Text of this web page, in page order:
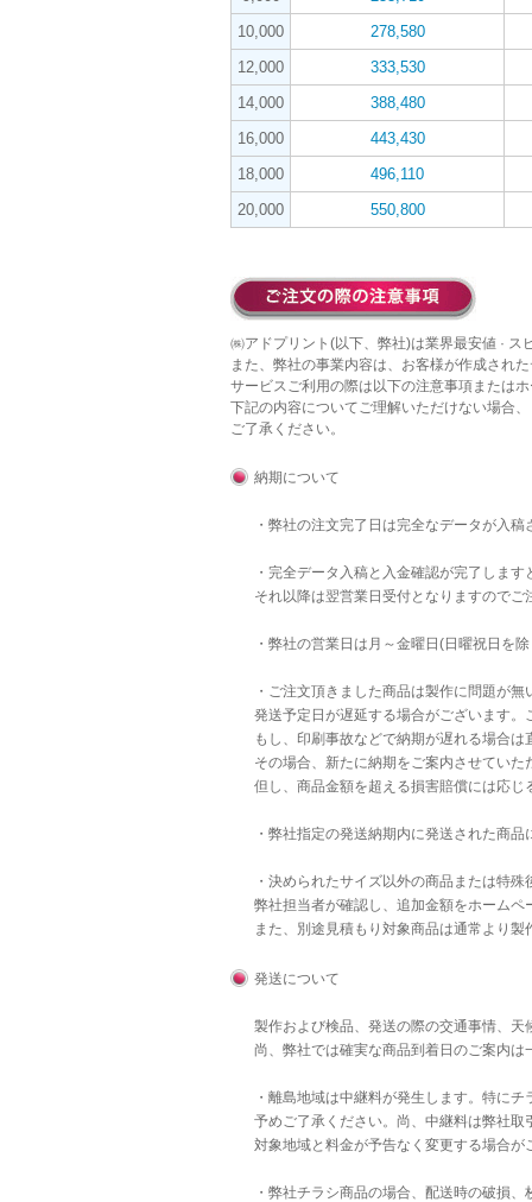
10,000
278,580
12,000
333,530
14,000
388,480
16,000
443,430
18,000
496,110
20,000
550,800
㈱アドプリント(以下、弊社)は業界最安値 ·
また、弊社の事業内容は、お客様が作成され
サービスご利用の際は以下の注意事項または
下記の内容についてご理解いただけない場合
ご了承ください。
納期について
・弊社の注文完了日は完全なデータが入
・完全データ入稿と入金確認が完了しま
それ以降は翌営業日受付となりますのでご
・弊社の営業日は月～金曜日(日曜祝日を
・ご注文頂きました商品は製作に問題が
発送予定日が遅延する場合がございます
もし、印刷事故などで納期が遅れる場合
その場合、新たに納期をご案内させてい
但し、商品金額を超える損害賠償には応
・弊社指定の発送納期内に発送された商
・決められたサイズ以外の商品または特
弊社担当者が確認し、追加金額をホーム
また、別途見積もり対象商品は通常より
発送について
製作および検品、発送の際の交通事情、
尚、弊社では確実な商品到着日のご案内
・離島地域は中継料が発生します。特に
予めご了承ください。尚、中継料は弊社
対象地域と料金が予告なく変更する場合が
・弊社チラシ商品の場合、配送時の破損